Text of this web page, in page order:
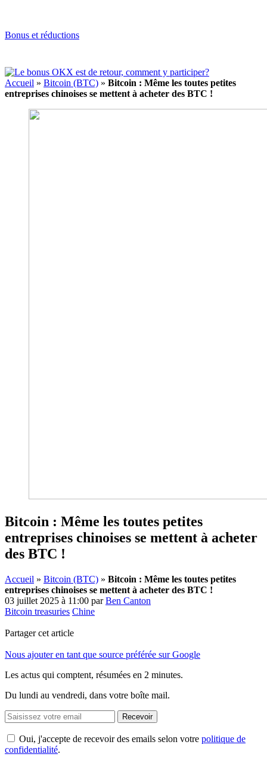
Bonus et réductions
Accueil » Bitcoin (BTC) » Bitcoin : Même les toutes petites
entreprises chinoises se mettent à acheter des BTC !
Bitcoin : Même les toutes petites
entreprises chinoises se mettent à acheter
des BTC !
Accueil » Bitcoin (BTC) » Bitcoin : Même les toutes petites
entreprises chinoises se mettent à acheter des BTC !
03 juillet 2025 à 11:00 parBen Canton
Bitcoin treasuries Chine
Partager cet article
Nous ajouter en tant que source préférée sur Google
Les actus qui comptent, résumées en 2 minutes.
Du lundi au vendredi, dans votre boîte mail.
Recevoir
Oui, j'accepte de recevoir des emails selon votre politique de
confidentialité.